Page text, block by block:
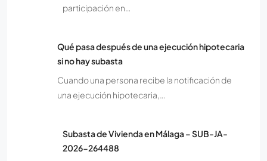
participación en…
Qué pasa después de una ejecución hipotecaria
si no hay subasta
Cuando una persona recibe la notificación de
una ejecución hipotecaria,…
Subasta de Vivienda en Málaga – SUB-JA-
2026-264488